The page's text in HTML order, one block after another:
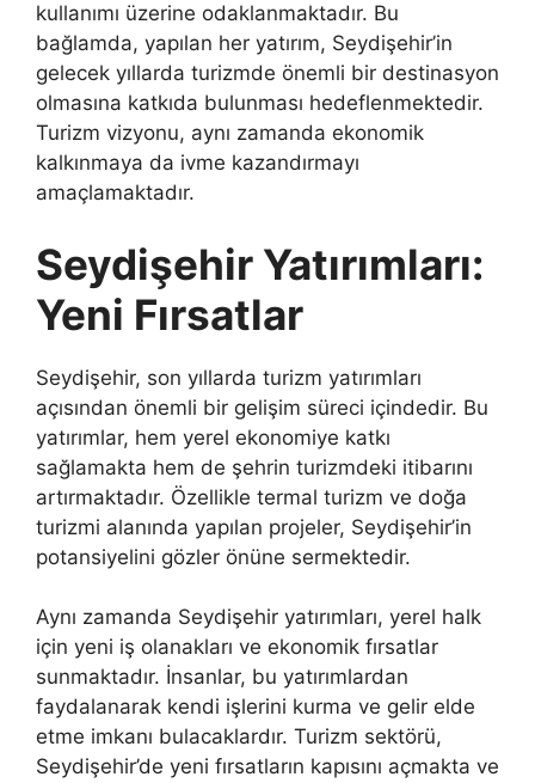
kullanımı üzerine odaklanmaktadır. Bu
bağlamda, yapılan her yatırım, Seydişehir’in
gelecek yıllarda turizmde önemli bir destinasyon
olmasına katkıda bulunması hedeflenmektedir.
Turizm vizyonu, aynı zamanda ekonomik
kalkınmaya da ivme kazandırmayı
amaçlamaktadır.
Seydişehir Yatırımları:
Yeni Fırsatlar
Seydişehir, son yıllarda turizm yatırımları
açısından önemli bir gelişim süreci içindedir. Bu
yatırımlar, hem yerel ekonomiye katkı
sağlamakta hem de şehrin turizmdeki itibarını
artırmaktadır. Özellikle termal turizm ve doğa
turizmi alanında yapılan projeler, Seydişehir’in
potansiyelini gözler önüne sermektedir.
Aynı zamanda Seydişehir yatırımları, yerel halk
için yeni iş olanakları ve ekonomik fırsatlar
sunmaktadır. İnsanlar, bu yatırımlardan
faydalanarak kendi işlerini kurma ve gelir elde
etme imkanı bulacaklardır. Turizm sektörü,
Seydişehir’de yeni fırsatların kapısını açmakta ve